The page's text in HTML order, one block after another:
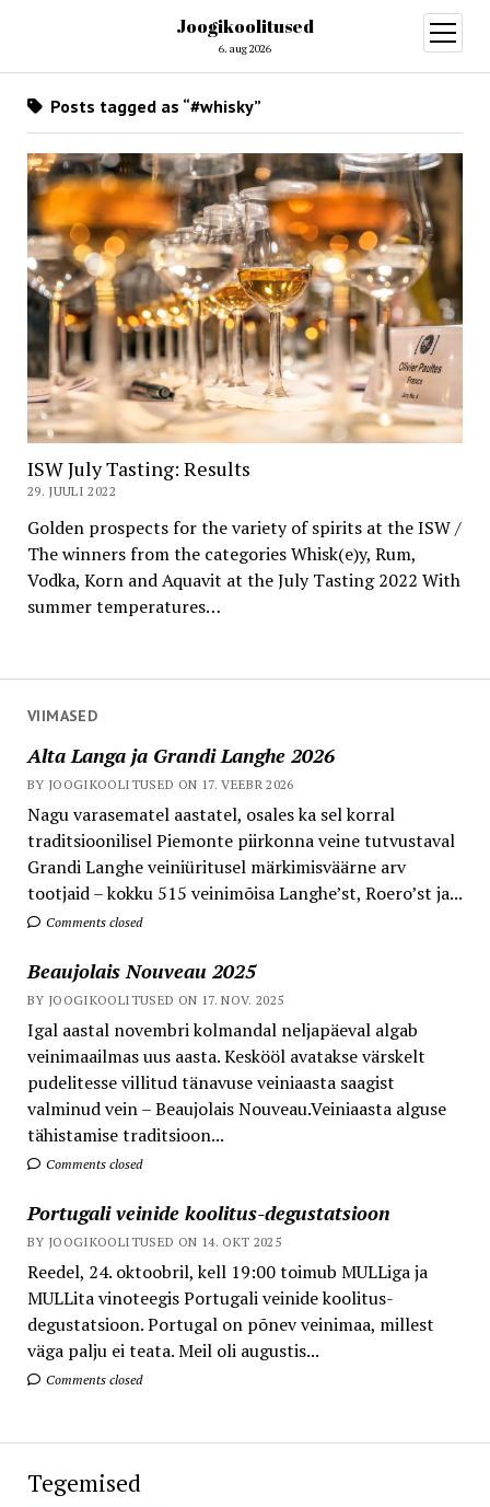
Joogikoolitused
6. aug 2026
open
menu
VIIMASED
Alta Langa ja Grandi Langhe 2026
BY JOOGIKOOLITUSED ON 17. VEEBR 2026
Nagu varasematel aastatel, osales ka sel korral
traditsioonilisel Piemonte piirkonna veine tutvustaval
Grandi Langhe veiniüritusel märkimisväärne arv
tootjaid – kokku 515 veinimõisa Langhe’st, Roero’st ja...
Comments closed
Beaujolais Nouveau 2025
BY JOOGIKOOLITUSED ON 17. NOV. 2025
Igal aastal novembri kolmandal neljapäeval algab
veinimaailmas uus aasta. Keskööl avatakse värskelt
pudelitesse villitud tänavuse veiniaasta saagist
valminud vein – Beaujolais Nouveau.Veiniaasta alguse
tähistamise traditsioon...
Comments closed
Portugali veinide koolitus-degustatsioon
BY JOOGIKOOLITUSED ON 14. OKT 2025
Reedel, 24. oktoobril, kell 19:00 toimub MULLiga ja
MULLita vinoteegis Portugali veinide koolitus-
degustatsioon. Portugal on põnev veinimaa, millest
väga palju ei teata. Meil oli augustis...
Comments closed
Posts tagged as “#whisky”
ISW July Tasting: Results
29. JUULI 2022
Golden prospects for the variety of spirits at the ISW /
The winners from the categories Whisk(e)y, Rum,
Vodka, Korn and Aquavit at the July Tasting 2022 With
summer temperatures…
Tegemised